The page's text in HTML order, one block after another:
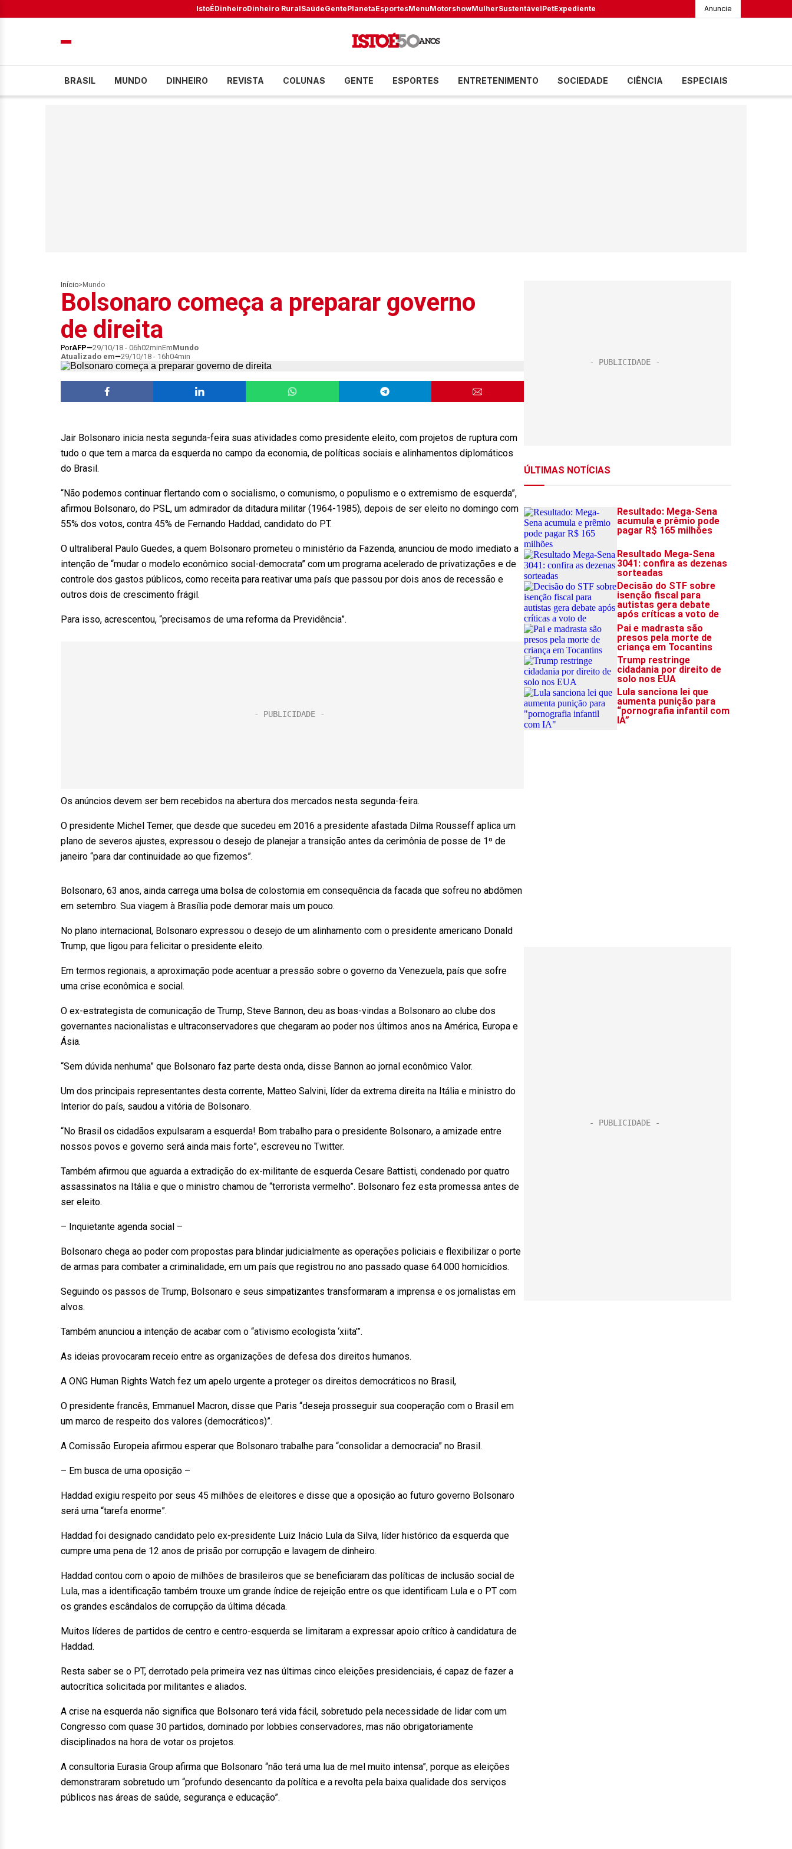
IstoÉDinheiroDinheiro RuralSaúdeGentePlanetaEsportesMenuMotorshowMulherSustentávelPetExpediente Anuncie
BRASIL MUNDO DINHEIRO REVISTA COLUNAS GENTE ESPORTES ENTRETENIMENTO SOCIEDADE CIÊNCIA ESPECIAIS
Início> Mundo
Bolsonaro começa a preparar governo
de direita
PorAFP 29/10/18 - 06h02minEmMundo
Atualizado em
29/10/18 - 16h04min
Jair Bolsonaro inicia nesta segunda-feira suas atividades como presidente eleito, com projetos de ruptura com
tudo o que tem a marca da esquerda no campo da economia, de políticas sociais e alinhamentos diplomáticos
do Brasil.
“Não podemos continuar flertando com o socialismo, o comunismo, o populismo e o extremismo de esquerda”,
afirmou Bolsonaro, do PSL, um admirador da ditadura militar (1964-1985), depois de ser eleito no domingo com
55% dos votos, contra 45% de Fernando Haddad, candidato do PT.
O ultraliberal Paulo Guedes, a quem Bolsonaro prometeu o ministério da Fazenda, anunciou de modo imediato a
intenção de “mudar o modelo econômico social-democrata” com um programa acelerado de privatizações e de
controle dos gastos públicos, como receita para reativar uma país que passou por dois anos de recessão e
outros dois de crescimento frágil.
Para isso, acrescentou, “precisamos de uma reforma da Previdência”.
Os anúncios devem ser bem recebidos na abertura dos mercados nesta segunda-feira.
O presidente Michel Temer, que desde que sucedeu em 2016 a presidente afastada Dilma Rousseff aplica um
plano de severos ajustes, expressou o desejo de planejar a transição antes da cerimônia de posse de 1º de
janeiro “para dar continuidade ao que fizemos”.
Bolsonaro, 63 anos, ainda carrega uma bolsa de colostomia em consequência da facada que sofreu no abdômen
em setembro. Sua viagem à Brasília pode demorar mais um pouco.
No plano internacional, Bolsonaro expressou o desejo de um alinhamento com o presidente americano Donald
Trump, que ligou para felicitar o presidente eleito.
Em termos regionais, a aproximação pode acentuar a pressão sobre o governo da Venezuela, país que sofre
uma crise econômica e social.
O ex-estrategista de comunicação de Trump, Steve Bannon, deu as boas-vindas a Bolsonaro ao clube dos
governantes nacionalistas e ultraconservadores que chegaram ao poder nos últimos anos na América, Europa e
Ásia.
“Sem dúvida nenhuma” que Bolsonaro faz parte desta onda, disse Bannon ao jornal econômico Valor.
Um dos principais representantes desta corrente, Matteo Salvini, líder da extrema direita na Itália e ministro do
Interior do país, saudou a vitória de Bolsonaro.
“No Brasil os cidadãos expulsaram a esquerda! Bom trabalho para o presidente Bolsonaro, a amizade entre
nossos povos e governo será ainda mais forte”, escreveu no Twitter.
Também afirmou que aguarda a extradição do ex-militante de esquerda Cesare Battisti, condenado por quatro
assassinatos na Itália e que o ministro chamou de “terrorista vermelho”. Bolsonaro fez esta promessa antes de
ser eleito.
– Inquietante agenda social –
Bolsonaro chega ao poder com propostas para blindar judicialmente as operações policiais e flexibilizar o porte
de armas para combater a criminalidade, em um país que registrou no ano passado quase 64.000 homicídios.
Seguindo os passos de Trump, Bolsonaro e seus simpatizantes transformaram a imprensa e os jornalistas em
alvos.
Também anunciou a intenção de acabar com o “ativismo ecologista ‘xiita'”.
As ideias provocaram receio entre as organizações de defesa dos direitos humanos.
A ONG Human Rights Watch fez um apelo urgente a proteger os direitos democráticos no Brasil,
O presidente francês, Emmanuel Macron, disse que Paris “deseja prosseguir sua cooperação com o Brasil em
um marco de respeito dos valores (democráticos)”.
A Comissão Europeia afirmou esperar que Bolsonaro trabalhe para “consolidar a democracia” no Brasil.
– Em busca de uma oposição –
Haddad exigiu respeito por seus 45 milhões de eleitores e disse que a oposição ao futuro governo Bolsonaro
será uma “tarefa enorme”.
Haddad foi designado candidato pelo ex-presidente Luiz Inácio Lula da Silva, líder histórico da esquerda que
cumpre uma pena de 12 anos de prisão por corrupção e lavagem de dinheiro.
Haddad contou com o apoio de milhões de brasileiros que se beneficiaram das políticas de inclusão social de
Lula, mas a identificação também trouxe um grande índice de rejeição entre os que identificam Lula e o PT com
os grandes escândalos de corrupção da última década.
Muitos líderes de partidos de centro e centro-esquerda se limitaram a expressar apoio crítico à candidatura de
Haddad.
Resta saber se o PT, derrotado pela primeira vez nas últimas cinco eleições presidenciais, é capaz de fazer a
autocrítica solicitada por militantes e aliados.
A crise na esquerda não significa que Bolsonaro terá vida fácil, sobretudo pela necessidade de lidar com um
Congresso com quase 30 partidos, dominado por lobbies conservadores, mas não obrigatoriamente
disciplinados na hora de votar os projetos.
A consultoria Eurasia Group afirma que Bolsonaro “não terá uma lua de mel muito intensa”, porque as eleições
demonstraram sobretudo um “profundo desencanto da política e a revolta pela baixa qualidade dos serviços
públicos nas áreas de saúde, segurança e educação”.